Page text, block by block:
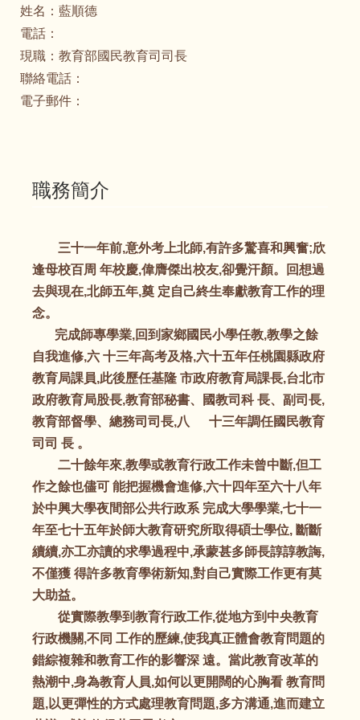
姓名： 藍順德
電話：
現職： 教育部國民教育司司長
聯絡電話：
電子郵件：
職務簡介
三十一年前,意外考上北師,有許多驚喜和興奮;欣
逢母校百周 年校慶,偉膺傑出校友,卻覺汗顏。回想過
去與現在,北師五年,奠 定自己終生奉獻教育工作的理
念。
完成師專學業,回到家鄉國民小學任教,教學之餘
自我進修,六 十三年高考及格,六十五年任桃園縣政府
教育局課員,此後歷任基隆 市政府教育局課長,台北市
政府教育局股長,教育部秘書、國教司科 長、副司長,
教育部督學、總務司司長,八 十三年調任國民教育
司司 長 。
二十餘年來,教學或教育行政工作未曾中斷,但工
作之餘也儘可 能把握機會進修,六十四年至六十八年
於中興大學夜間部公共行政系 完成大學學業,七十一
年至七十五年於師大教育研究所取得碩士學位, 斷斷
續續,亦工亦讀的求學過程中,承蒙甚多師長諄諄教誨,
不僅獲 得許多教育學術新知,對自己實際工作更有莫
大助益。
從實際教學到教育行政工作,從地方到中央教育
行政機關,不同 工作的歷練,使我真正體會教育問題的
錯綜複雜和教育工作的影響深 遠。當此教育改革的
熱潮中,身為教育人員,如何以更開闊的心胸看 教育問
題,以更彈性的方式處理教育問題,多方溝通,進而建立